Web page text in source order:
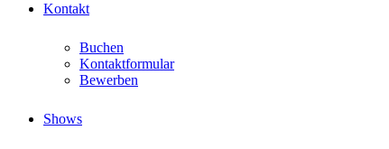
Kontakt
Buchen
Kontaktformular
Bewerben
Shows